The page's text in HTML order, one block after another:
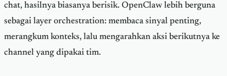
chat, hasilnya biasanya berisik. OpenClaw lebih berguna
sebagai layer orchestration: membaca sinyal penting,
merangkum konteks, lalu mengarahkan aksi berikutnya ke
channel yang dipakai tim.